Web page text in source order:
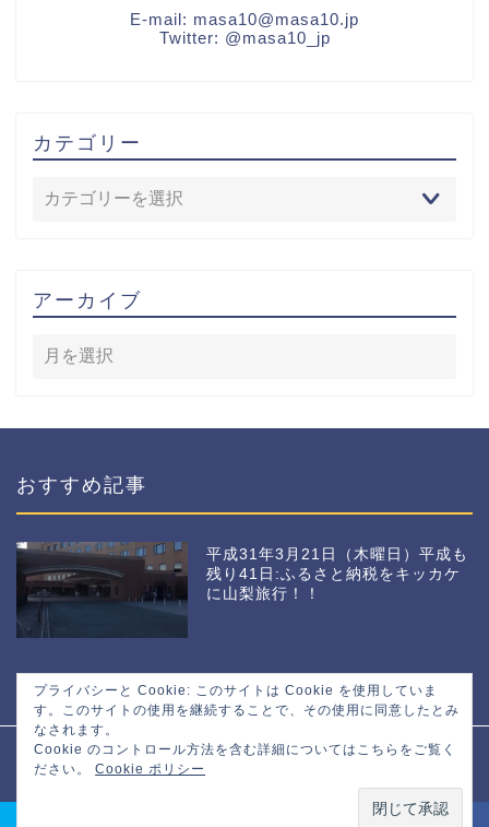
E-mail: masa10@masa10.jp
Twitter: @masa10_jp
カテゴリー
アーカイブ
おすすめ記事
平成31年3月21日（木曜日）平成も
残り41日:ふるさと納税をキッカケ
に山梨旅行！！
プライバシーポリシー 免責事項
2016–2026 マサトの野望
プライバシーと Cookie: このサイトは Cookie を使用していま
す。このサイトの使用を継続することで、その使用に同意したとみ
なされます。
Cookie のコントロール方法を含む詳細についてはこちらをご覧く
ださい。Cookie ポリシー